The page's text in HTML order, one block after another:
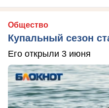
Общество
Купальный сезон
Его открыли 3 июня